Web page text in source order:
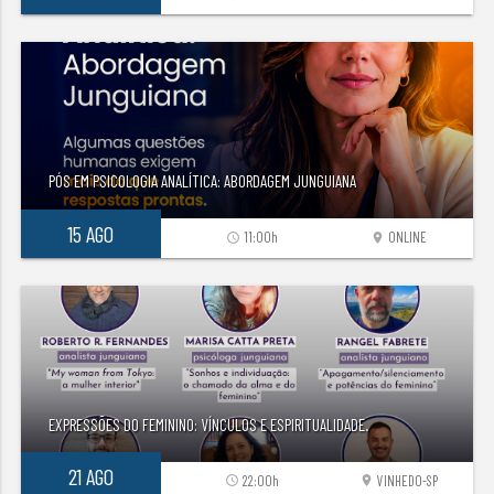
PÓS EM PSICOLOGIA ANALÍTICA: ABORDAGEM JUNGUIANA
15 AGO location_on ONLINE
access_time 11:00h
EXPRESSÕES DO FEMININO: VÍNCULOS E ESPIRITUALIDADE.
21 AGO location_on VINHEDO-SP
access_time 22:00h